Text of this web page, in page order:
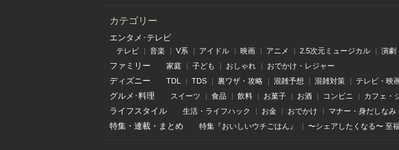
カテゴリー
エンタメ･テレビ
テレビ 音楽 V系 アイドル 映画 アニメ 2.5次元ミュージカル 演劇
ファミリー 家庭 子ども おしゃれ おでかけ・レジャー
ディズニー TDL TDS 裏ワザ・攻略 混雑予想 混雑対策 テレビ・映
グルメ･料理 スイーツ 食品 飲料 お菓子 お酒 コンビニ カフェ・
ライフスタイル 生活・ライフハック お金 おでかけ マナー・身だしなみ
特集 ・ 連載 ・ まとめ 特集『おいしいウチごはん』 〜シェアしたくなる〜 至